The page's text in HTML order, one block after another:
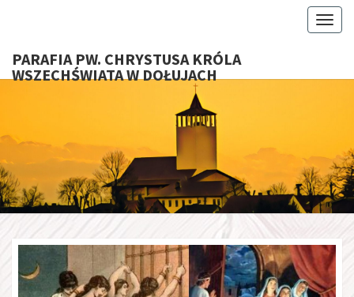
PARAFIA PW. CHRYSTUSA KRÓLA
WSZECHŚWIATA W DOŁUJACH
W